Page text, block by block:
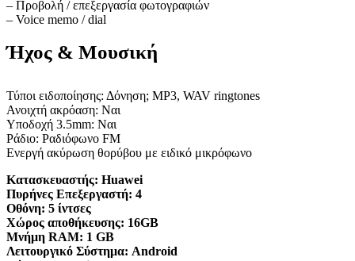
– Προβολή / επεξεργασία φωτογραφιών
– Voice memo / dial
Ήχος & Μουσική
Τύποι ειδοποίησης: Δόνηση; MP3, WAV ringtones
Ανοιχτή ακρόαση: Ναι
Υποδοχή 3.5mm: Ναι
Ράδιο: Ραδιόφωνο FM
Ενεργή ακύρωση θορύβου με ειδικό μικρόφωνο
Κατασκευαστής: Huawei
Πυρήνες Επεξεργαστή: 4
Οθόνη: 5 ίντσες
Χώρος αποθήκευσης: 16GB
Μνήμη RAM: 1 GB
Λειτουργικό Σύστημα: Android